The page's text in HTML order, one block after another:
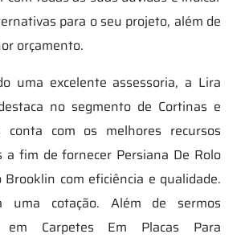
para o seu projeto, além de
orçamento.
uma excelente assessoria, a Lira
no segmento de Cortinas e
conta com os melhores recursos
a fim de fornecer Persiana De Rolo
Brooklin com eficiência e qualidade.
uma cotação. Além de sermos
em Carpetes Em Placas Para